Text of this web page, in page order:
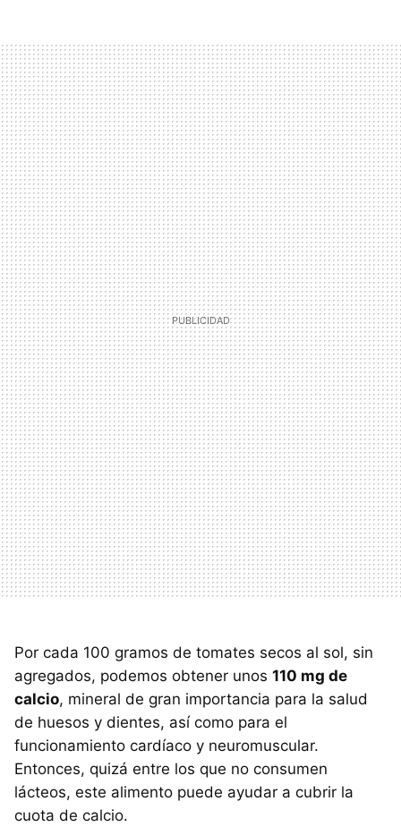
Por cada 100 gramos de tomates secos al sol, sin
agregados, podemos obtener unos 110 mg de
calcio, mineral de gran importancia para la salud
de huesos y dientes, así como para el
funcionamiento cardíaco y neuromuscular.
Entonces, quizá entre los que no consumen
lácteos, este alimento puede ayudar a cubrir la
cuota de calcio.